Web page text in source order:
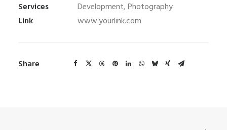
Services
Development, Photography
Link
www.yourlink.com
Share